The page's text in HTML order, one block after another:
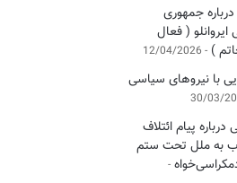
جمهوری
( فعال
)
12/04/2026
با نیروهای سیاسی
30/03/
درباره پیام ائتلاف
به ملل تحت ستم